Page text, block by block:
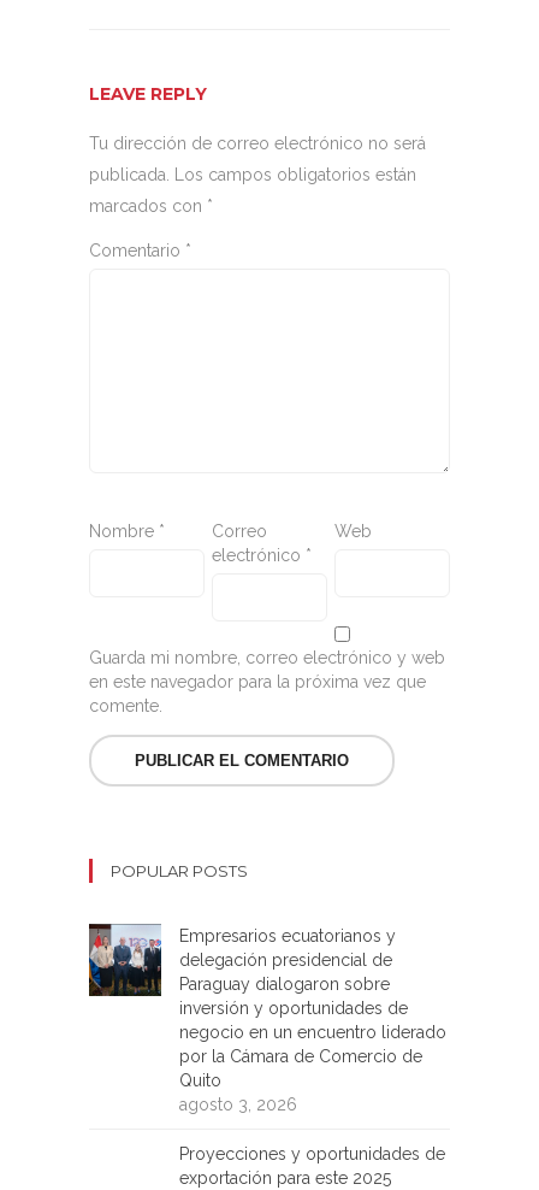
LEAVE REPLY
Tu dirección de correo electrónico no será
publicada. Los campos obligatorios están
marcados con *
Comentario *
Nombre *
Correo
electrónico *
Web
Guarda mi nombre, correo electrónico y web
en este navegador para la próxima vez que
comente.
POPULAR POSTS
Empresarios ecuatorianos y
delegación presidencial de
Paraguay dialogaron sobre
inversión y oportunidades de
negocio en un encuentro liderado
por la Cámara de Comercio de
Quito
agosto 3, 2026
Proyecciones y oportunidades de
exportación para este 2025